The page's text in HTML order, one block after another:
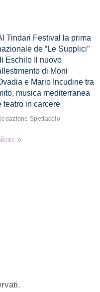
Tindari Festival la prima
de “Le Supplici”
Eschilo Il nuovo
di Moni
e Mario Incudine tra
musica mediterranea
teatro in carcere
Spettacolo
»